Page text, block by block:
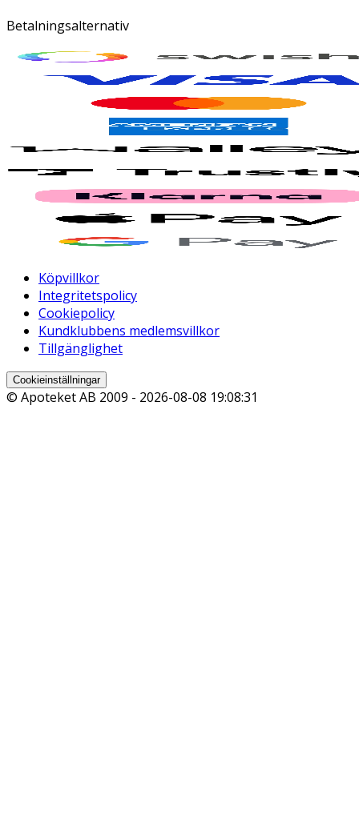
Betalningsalternativ
Köpvillkor
Integritetspolicy
Cookiepolicy
Kundklubbens medlemsvillkor
Tillgänglighet
Cookieinställningar
© Apoteket AB 2009 - 2026-08-08 19:08:31